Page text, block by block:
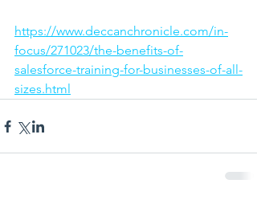
https://www.deccanchronicle.com/in-
focus/271023/the-benefits-of-
salesforce-training-for-businesses-of-all-
sizes.html